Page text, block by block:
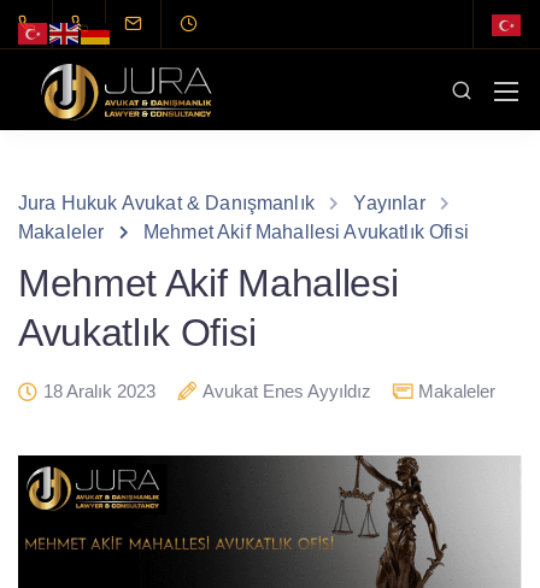
Jura Hukuk Avukat & Danışmanlık
Yayınlar
Makaleler
Mehmet Akif Mahallesi Avukatlık Ofisi
Mehmet Akif Mahallesi
Avukatlık Ofisi
18 Aralık 2023 Avukat Enes Ayyıldız Makaleler